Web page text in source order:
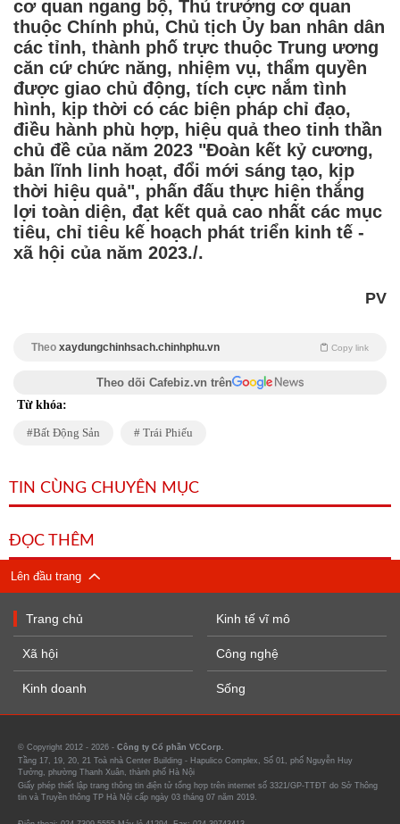
cơ quan ngang bộ, Thủ trưởng cơ quan
thuộc Chính phủ, Chủ tịch Ủy ban nhân dân
các tỉnh, thành phố trực thuộc Trung ương
căn cứ chức năng, nhiệm vụ, thẩm quyền
được giao chủ động, tích cực nắm tình
hình, kịp thời có các biện pháp chỉ đạo,
điều hành phù hợp, hiệu quả theo tinh thần
chủ đề của năm 2023 "Đoàn kết kỷ cương,
bản lĩnh linh hoạt, đổi mới sáng tạo, kịp
thời hiệu quả", phấn đấu thực hiện thắng
lợi toàn diện, đạt kết quả cao nhất các mục
tiêu, chỉ tiêu kế hoạch phát triển kinh tế -
xã hội của năm 2023./.
PV
Theo xaydungchinhsach.chinhphu.vn Copy link
Theo dõi Cafebiz.vn trên
Từ khóa:
Bất Động Sản Trái Phiếu
TIN CÙNG CHUYÊN MỤC
ĐỌC THÊM
Lên đầu trang
Trang chủ
Xã hội
Kinh doanh
Kinh tế vĩ mô
Công nghệ
Sống
© Copyright 2012 - 2026 - Công ty Cổ phần VCCorp.
Tầng 17, 19, 20, 21 Toà nhà Center Building - Hapulico Complex, Số 01, phố Nguyễn Huy
Tưởng, phường Thanh Xuân, thành phố Hà Nội
Giấy phép thiết lập trang thông tin điện tử tổng hợp trên internet số 3321/GP-TTĐT do Sở Thông
tin và Truyền thông TP Hà Nội cấp ngày 03 tháng 07 năm 2019.